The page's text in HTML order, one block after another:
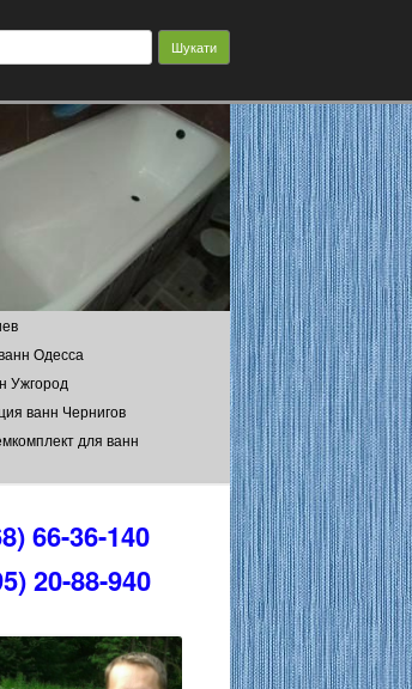
Одесса
Ужгород
ванн Чернигов
для ванн
66-36-140
20-88-940